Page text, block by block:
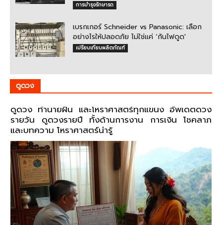
การบำรุงรักษารถ
เบรกเกอร์ Schneider vs Panasonic: เลือก
อย่างไรให้ปลอดภัย ไม่ใช่แค่ ‘กันไฟดูด'
เปรียบเทียบผลิตภัณฑ์
ดูดวง
ดูดวง ทำนายฝัน และโหราศาสตร์ทุกแขนง อัพเดตดวง
รายวัน ดูดวงรายปี ทั้งด้านการงาน การเงิน โชคลาภ
และบทความ โหราศาสตร์น่ารู้